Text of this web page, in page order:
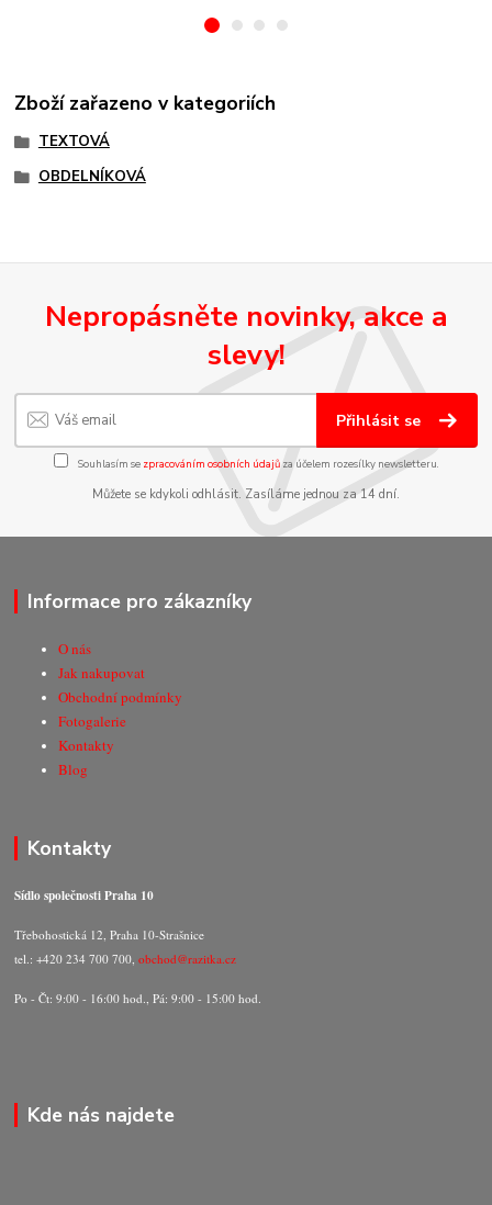
Zboží zařazeno v kategoriích
TEXTOVÁ
OBDELNÍKOVÁ
Nepropásněte novinky, akce a
slevy!
Přihlásit se
Souhlasím se zpracováním osobních údajůza účelem rozesílky newsletteru.
Můžete se kdykoli odhlásit. Zasíláme jednou za 14 dní.
Informace pro zákazníky
O nás
Jak nakupovat
Obchodní podmínky
Fotogalerie
Kontakty
Blog
Kontakty
Sídlo společnosti Praha 10
Třebohostická 12, Praha 10-Strašnice
tel.: +420 234 700 700,obchod@razitka.cz
Po - Čt: 9:00 - 16:00 hod., Pá: 9:00 - 15:00 hod.
Kde nás najdete